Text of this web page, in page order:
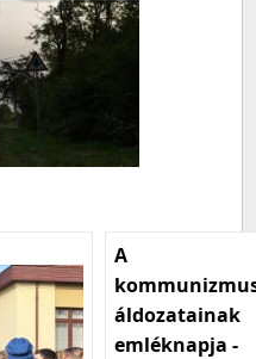
A
áldozatainak
emléknapja -